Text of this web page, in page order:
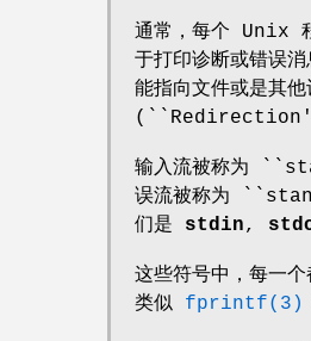
通常，每个 Unix 程
于打印诊断或错误
能指向文件或是其
输入流被称为
误流被称为
们是 stdin,
这些符号中，每一
类似 fprintf(3)